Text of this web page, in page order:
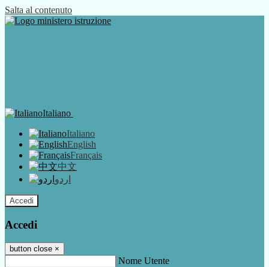
Salta al contenuto
Italiano
Italiano
English
Français
中文
اردو
Accedi
Accedi
button close ×
Nome Utente